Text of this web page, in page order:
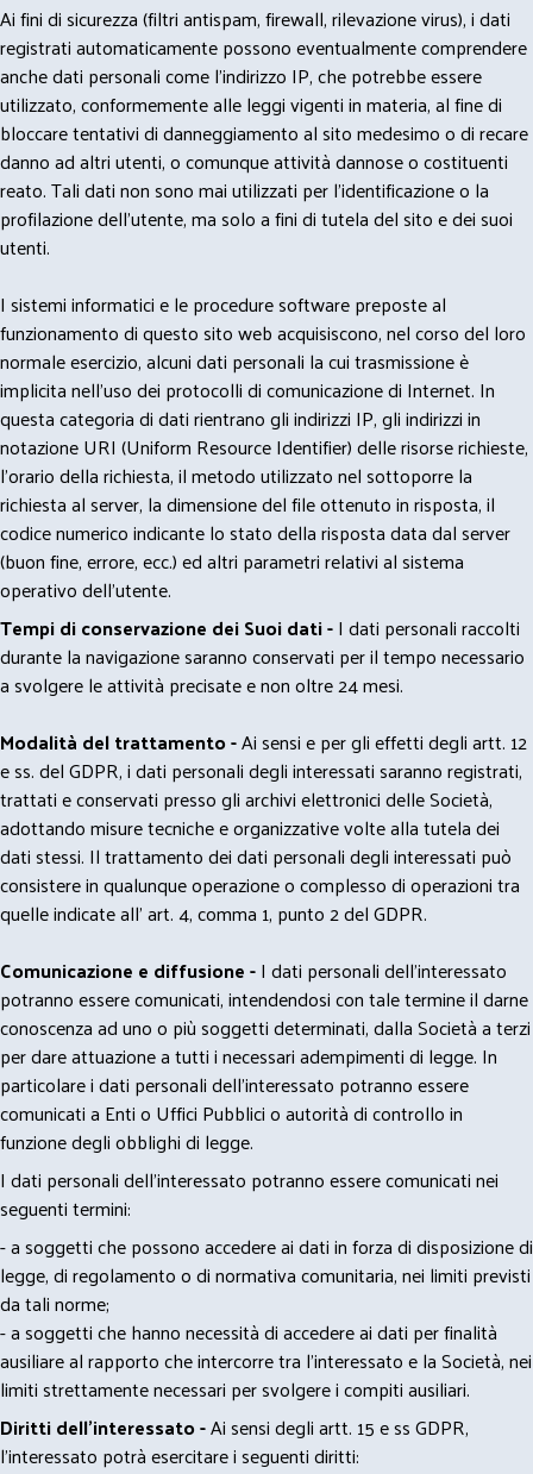
Ai fini di sicurezza (filtri antispam, firewall, rilevazione virus), i dati
registrati automaticamente possono eventualmente comprendere
anche dati personali come l'indirizzo IP, che potrebbe essere
utilizzato, conformemente alle leggi vigenti in materia, al fine di
bloccare tentativi di danneggiamento al sito medesimo o di recare
danno ad altri utenti, o comunque attività dannose o costituenti
reato. Tali dati non sono mai utilizzati per l'identificazione o la
profilazione dell'utente, ma solo a fini di tutela del sito e dei suoi
utenti.
I sistemi informatici e le procedure software preposte al
funzionamento di questo sito web acquisiscono, nel corso del loro
normale esercizio, alcuni dati personali la cui trasmissione è
implicita nell'uso dei protocolli di comunicazione di Internet. In
questa categoria di dati rientrano gli indirizzi IP, gli indirizzi in
notazione URI (Uniform Resource Identifier) delle risorse richieste,
l'orario della richiesta, il metodo utilizzato nel sottoporre la
richiesta al server, la dimensione del file ottenuto in risposta, il
codice numerico indicante lo stato della risposta data dal server
(buon fine, errore, ecc.) ed altri parametri relativi al sistema
operativo dell'utente.
Tempi di conservazione dei Suoi dati -I dati personali raccolti
durante la navigazione saranno conservati per il tempo necessario
a svolgere le attività precisate e non oltre 24 mesi.
Modalità del trattamento -Ai sensi e per gli effetti degli artt. 12
e ss. del GDPR, i dati personali degli interessati saranno registrati,
trattati e conservati presso gli archivi elettronici delle Società,
adottando misure tecniche e organizzative volte alla tutela dei
dati stessi. Il trattamento dei dati personali degli interessati può
consistere in qualunque operazione o complesso di operazioni tra
quelle indicate all' art. 4, comma 1, punto 2 del GDPR.
Comunicazione e diffusione -I dati personali dell’interessato
potranno essere comunicati, intendendosi con tale termine il darne
conoscenza ad uno o più soggetti determinati, dalla Società a terzi
per dare attuazione a tutti i necessari adempimenti di legge. In
particolare i dati personali dell’interessato potranno essere
comunicati a Enti o Uffici Pubblici o autorità di controllo in
funzione degli obblighi di legge.
I dati personali dell’interessato potranno essere comunicati nei
seguenti termini:
- a soggetti che possono accedere ai dati in forza di disposizione di
legge, di regolamento o di normativa comunitaria, nei limiti previsti
da tali norme;
- a soggetti che hanno necessità di accedere ai dati per finalità
ausiliare al rapporto che intercorre tra l’interessato e la Società, nei
limiti strettamente necessari per svolgere i compiti ausiliari.
Diritti dell’interessato -Ai sensi degli artt. 15 e ss GDPR,
l’interessato potrà esercitare i seguenti diritti: